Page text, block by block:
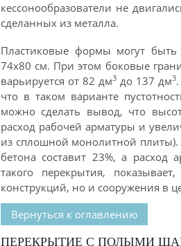
кессонообразователи не
сделанных из металла.
Пластиковые формы могут
74х80 см. При этом боковые
варьируется от 82 дм3 до 137 дм3
что в таком варианте
можно сделать вывод, что
расход рабочей арматуры и
из сплошной монолитной плиты).
бетона составит 23%, а
такого перекрытия,
конструкций, но и сооружения в
Вернуться к оглавлению
ПЕРЕКРЫТИЕ С ПОЛЫМИ